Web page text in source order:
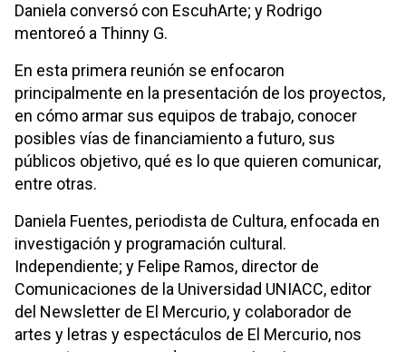
Daniela conversó con EscuhArte; y Rodrigo
mentoreó a Thinny G.
En esta primera reunión se enfocaron
principalmente en la presentación de los proyectos,
en cómo armar sus equipos de trabajo, conocer
posibles vías de financiamiento a futuro, sus
públicos objetivo, qué es lo que quieren comunicar,
entre otras.
Daniela Fuentes, periodista de Cultura, enfocada en
investigación y programación cultural.
Independiente; y Felipe Ramos, director de
Comunicaciones de la Universidad UNIACC, editor
del Newsletter de El Mercurio, y colaborador de
artes y letras y espectáculos de El Mercurio, nos